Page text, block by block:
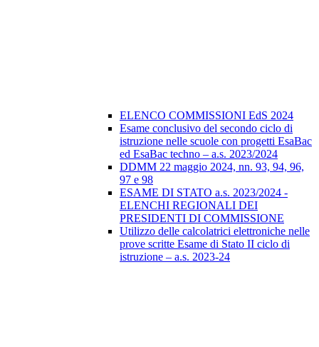
ELENCO COMMISSIONI EdS 2024
Esame conclusivo del secondo ciclo di
istruzione nelle scuole con progetti EsaBac
ed EsaBac techno – a.s. 2023/2024
DDMM 22 maggio 2024, nn. 93, 94, 96,
97 e 98
ESAME DI STATO a.s. 2023/2024 -
ELENCHI REGIONALI DEI
PRESIDENTI DI COMMISSIONE
Utilizzo delle calcolatrici elettroniche nelle
prove scritte Esame di Stato II ciclo di
istruzione – a.s. 2023-24